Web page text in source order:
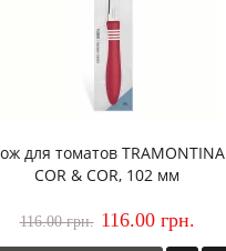
для томатов TRAMONTINA
COR & COR, 102 мм
116.00 грн. 116.00 грн.